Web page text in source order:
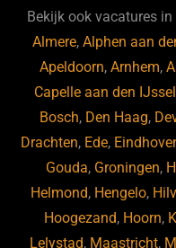
b
o
o
k
ky dI
n
Bekijk ook vacatures in
Almere,Alphen aan
Apeldoorn,Arnhem,
Capelle aan den IJssel
Bosch, Den Haag,
Drachten, Ede,
Gouda, Groningen,
Helmond, Hengelo,
Hoogezand, Hoorn,
Lelystad, Maastricht,